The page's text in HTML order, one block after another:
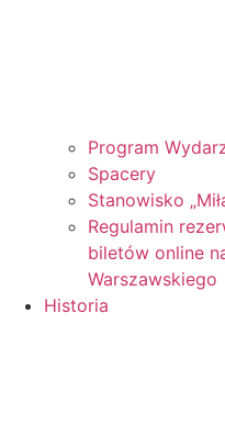
Program
Spacery
Stanowisko
Regulamin
biletów online
Warszawskiego
Historia